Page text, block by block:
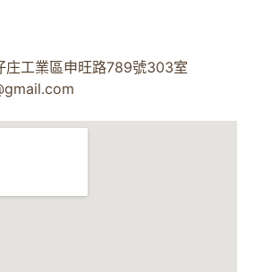
庄工業區申旺路789號303室